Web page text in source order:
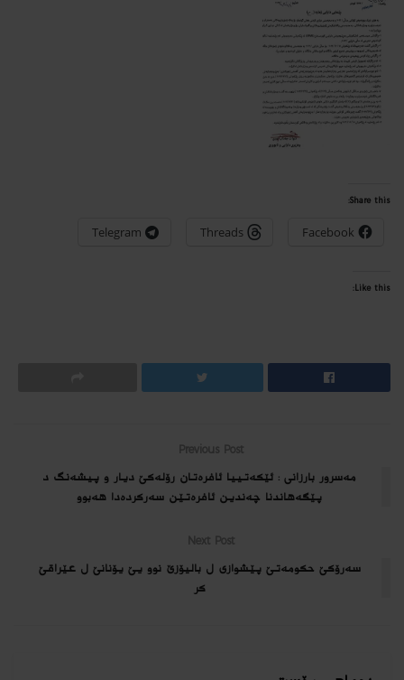
Share this:
Facebook
Threads
Telegram
Like this:
Previous Post
مه‌سرور بارزانى : ئێكه‌تییا ئافره‌تان رۆله‌كێ دیار و پیشه‌نگ د
پێگه‌هاندنا چه‌ندین ئافره‌تێن سه‌ركرده‌دا هه‌بوو
Next Post
سەرۆكێ حكومەتێ پێشوازی ل بالیۆزێ نوو یێ یۆنانێ ل عێراقێ
كر